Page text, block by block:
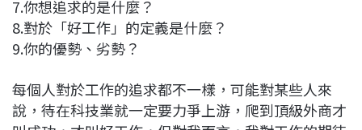
7.你想追求的是什麼？
8.對於「好工作」的定義是什麼？
9.你的優勢、劣勢？
每個人對於工作的追求都不一樣，可能對某些人來
說，待在科技業就一定要力爭上游，爬到頂級外商才